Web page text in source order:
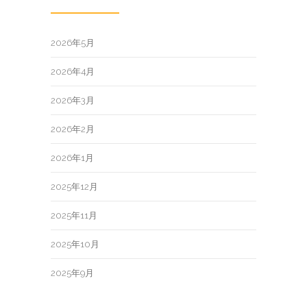
2026年5月
2026年4月
2026年3月
2026年2月
2026年1月
2025年12月
2025年11月
2025年10月
2025年9月